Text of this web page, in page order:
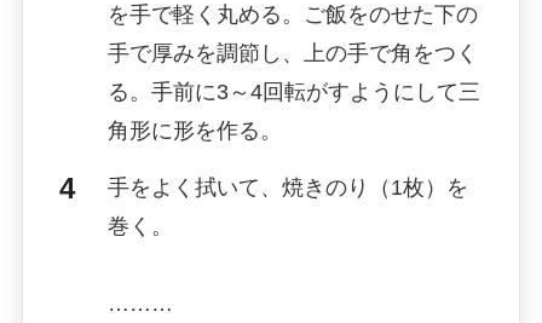
を手で軽く丸める。ご飯をのせた下の
手で厚みを調節し、上の手で角をつく
る。手前に3～4回転がすようにして三
角形に形を作る。
手をよく拭いて、焼きのり（1枚）を
巻く。
………